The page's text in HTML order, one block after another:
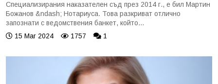
Специализирания наказателен съд през 2014 г., е бил Мартин
Божанов &ndash; Нотариуса. Това разкриват отлично
запознати с ведомствения банкет, който...
15 Mar 2024
1757 1